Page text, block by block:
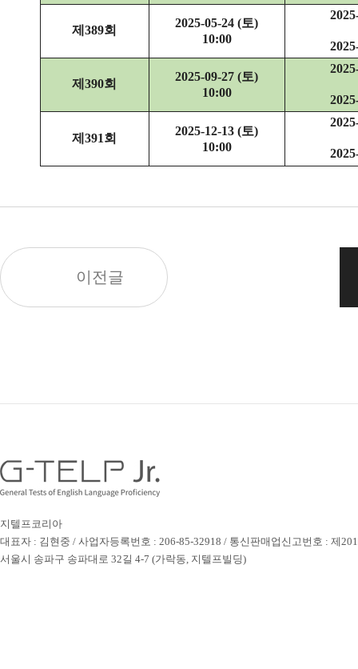
제389회
2025-05-24 (토)
10:00
제390회
2025-09-27 (토)
10:00
제391회
2025-12-13 (토)
10:00
이전글
지텔프코리아
대표자 : 김현중 / 사업자등록번호 : 206-85-32918 / 통신판매업신고번호 : 제
서울시 송파구 송파대로 32길 4-7 (가락동, 지텔프빌딩)